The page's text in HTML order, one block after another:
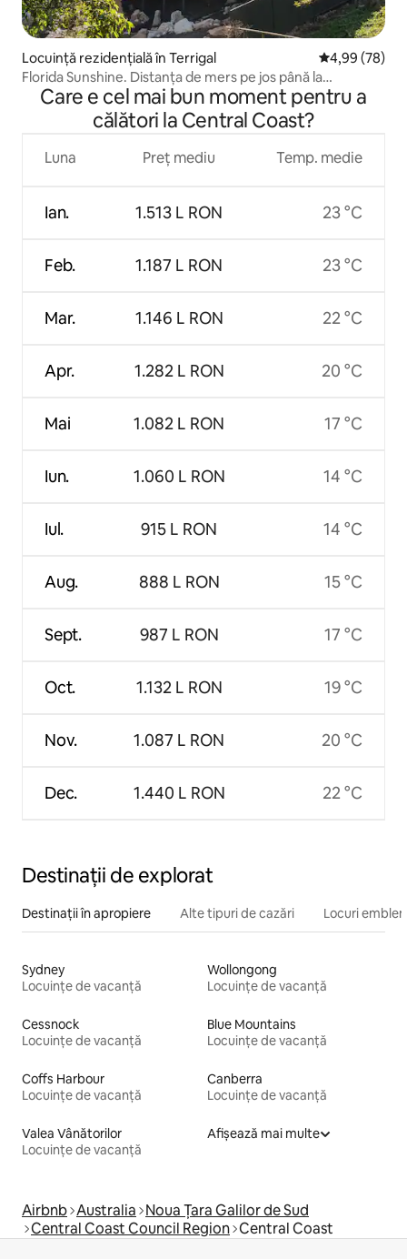
Locuință rezidențială în Terrigal Scor mediu
4,99 (78)
Florida Sunshine. Distanța de mers pe jos până la
abundență.
Care e cel mai bun moment pentru a
călători la Central Coast?
Luna
Ian.
Feb.
Mar.
Apr.
Mai
Iun.
Iul.
Aug.
Sept.
Oct.
Nov.
Dec.
Preț mediu
1.513 L RON
1.187 L RON
1.146 L RON
1.282 L RON
1.082 L RON
1.060 L RON
915 L RON
888 L RON
987 L RON
1.132 L RON
1.087 L RON
1.440 L RON
Temp. medie
23 °C
23 °C
22 °C
20 °C
17 °C
14 °C
14 °C
15 °C
17 °C
19 °C
20 °C
22 °C
Destinații de explorat
Destinații în apropiere Alte tipuri de cazări Locuri
Sydney
Locuințe de vacanță
Wollongong
Locuințe de vacanță
Cessnock
Locuințe de vacanță
Blue Mountains
Locuințe de vacanță
Coffs Harbour
Locuințe de vacanță
Canberra
Locuințe de vacanță
Valea Vânătorilor
Locuințe de vacanță
Afișează mai multe
Airbnb Australia Noua Țara Galilor de Sud
Central Coast Council Region Central Coast